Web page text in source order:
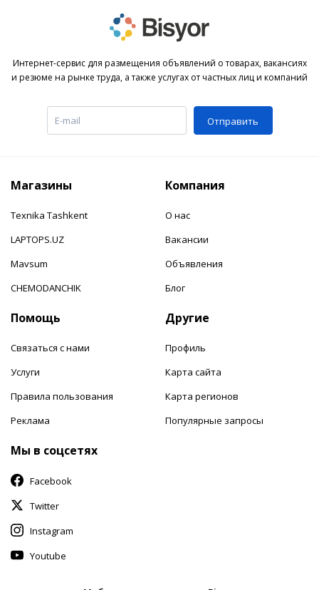
Интернет-сервис для размещения объявлений о товарах, вакансиях
и резюме на рынке труда, а также услугах от частных лиц и компаний
Отправить
Магазины
Texnika Tashkent
LAPTOPS.UZ
Mavsum
CHEMODANCHIK
Компания
О нас
Вакансии
Объявления
Блог
Помощь
Связаться с нами
Услуги
Правила пользования
Реклама
Другие
Профиль
Карта сайта
Карта регионов
Популярные запросы
Мы в соцсетях
Facebook
Twitter
Instagram
Youtube